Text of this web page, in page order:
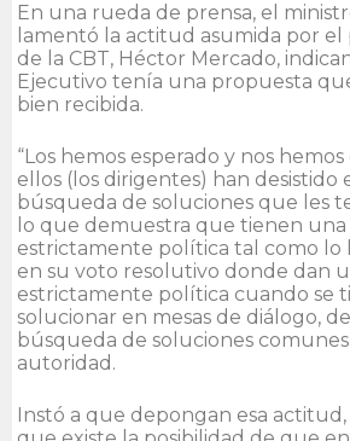
En una rueda de prensa, el
lamentó la actitud asumida por
de la CBT, Héctor Mercado,
Ejecutivo tenía una propuesta
bien recibida.
“Los hemos esperado y nos
ellos (los dirigentes) han desistido
búsqueda de soluciones que les
lo que demuestra que tienen una
estrictamente política tal como lo
en su voto resolutivo donde dan
estrictamente política cuando se
solucionar en mesas de diálogo,
búsqueda de soluciones
autoridad.
Instó a que depongan esa